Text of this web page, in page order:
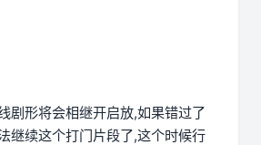
剧形将会相继开启放,如果错过了
继续这个打门片段了,这个时候行